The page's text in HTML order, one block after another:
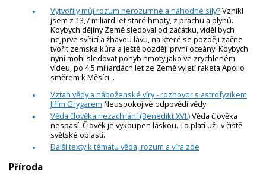
Vytvořily můj rozum nerozumné a náhodné síly?Vznikl
jsem z 13,7 miliard let staré hmoty, z prachu a plynů.
Kdybych dějiny Země sledoval od začátku, viděl bych
nejprve svítící a žhavou lávu, na které se později začne
tvořit zemská kůra a ještě později první oceány. Kdybych
nyní mohl sledovat pohyb hmoty jako ve zrychleném
videu, po 4,5 miliardách let ze Země vyletí raketa Apollo
směrem k Měsíci...
Vztah vědy a náboženské víry - rozhovor s astrofyzikem
Jiřím Grygarem Neuspokojivé odpovědi vědy
Věda člověka nezachrání (Benedikt XVI.)Věda člověka
nespasí. Člověk je vykoupen láskou. To platí už i v čistě
světské oblasti.
Další texty k tématu věda, rozum a víra zde
Příroda